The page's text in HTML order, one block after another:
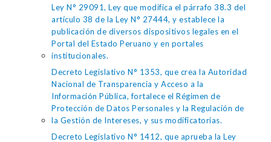
Ley N° 29091, Ley que modifica el párrafo 38.3 del
artículo 38 de la Ley N° 27444, y establece la
publicación de diversos dispositivos legales en el
Portal del Estado Peruano y en portales
institucionales.
Decreto Legislativo N° 1353, que crea la Autoridad
Nacional de Transparencia y Acceso a la
Información Pública, fortalece el Régimen de
Protección de Datos Personales y la Regulación de
la Gestión de Intereses, y sus modificatorias.
Decreto Legislativo N° 1412, que aprueba la Ley